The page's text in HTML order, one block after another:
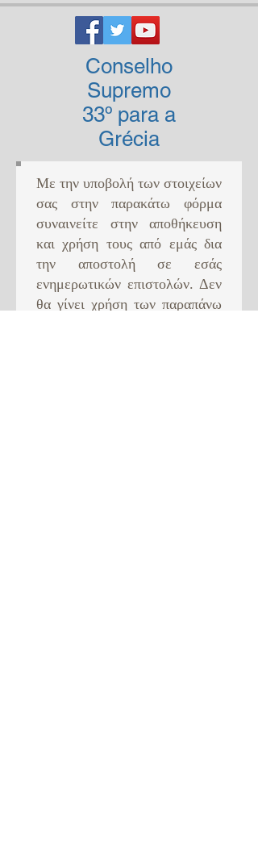
Conselho
Supremo
33º para a
Grécia
Με την υποβολή των στοιχείων
σας στην παρακάτω φόρμα
συναινείτε στην αποθήκευση
και χρήση τους από εμάς δια
την αποστολή σε εσάς
ενημερωτικών επιστολών. Δεν
θα γίνει χρήση των παραπάνω